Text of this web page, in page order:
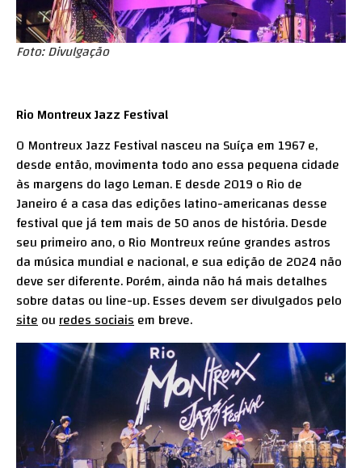
Foto: Divulgação
Rio Montreux Jazz Festival
O Montreux Jazz Festival nasceu na Suíça em 1967 e,
desde então, movimenta todo ano essa pequena cidade
às margens do lago Leman. E desde 2019 o Rio de
Janeiro é a casa das edições latino-americanas desse
festival que já tem mais de 50 anos de história. Desde
seu primeiro ano, o Rio Montreux reúne grandes astros
da música mundial e nacional, e sua edição de 2024 não
deve ser diferente. Porém, ainda não há mais detalhes
sobre datas ou line-up. Esses devem ser divulgados pelo
siteouredes sociaisem breve.